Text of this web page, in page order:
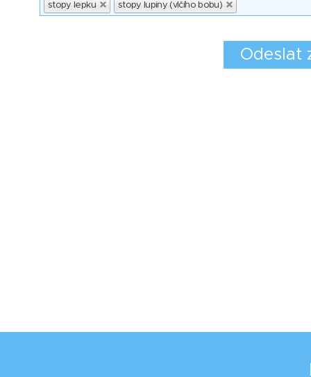
stopy lepku stopy lupiny (vlčího bobu)